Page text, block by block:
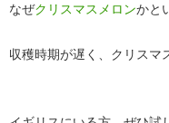
なぜクリスマスメロンかと
収穫時期が遅く、クリスマ